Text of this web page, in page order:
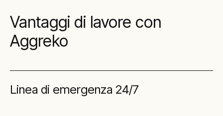
Vantaggi di lavore con
Aggreko
Linea di emergenza 24/7